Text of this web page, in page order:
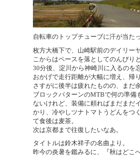
自転車のトップチューブに汗が当た
枚方大橋下で、山崎駅前のデイリー
こからはペースを落としてのんびり
30分後、淀川から神崎川に入るのを
おかげで走行距離が大幅に増え、帰
さすがに後半は疲れたものの、まだ
ブロックパターンのMTBで何の準備
ないけれど、装備に頼ればまだまだ
かり、冷やしツナトマトうどんをつ
て食後は麦茶。
次は京都まで往復したいなあ。
タイトルは鈴木祥子の名曲より。
昨今の炎暑を鑑みるに、『秋はどこ